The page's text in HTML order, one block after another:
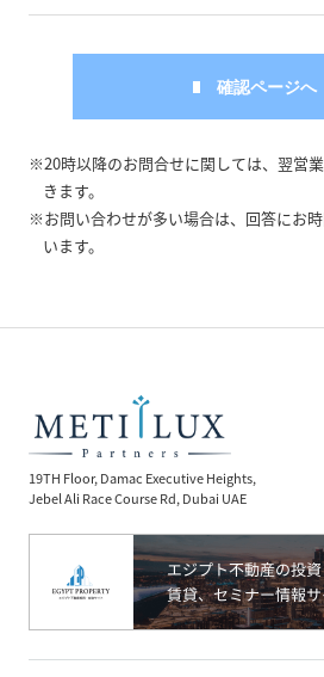
※20時以降のお問合せに関しては、翌営
きます。
※お問い合わせが多い場合は、回答にお
います。
19TH Floor, Damac Executive Heights,
Jebel Ali Race Course Rd, Dubai UAE